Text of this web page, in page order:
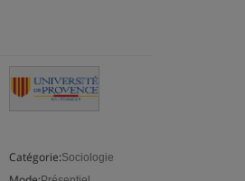
Catégorie:Sociologie